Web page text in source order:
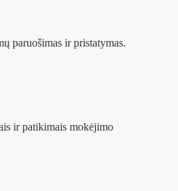
paruošimas ir pristatymas.
ir patikimais mokėjimo